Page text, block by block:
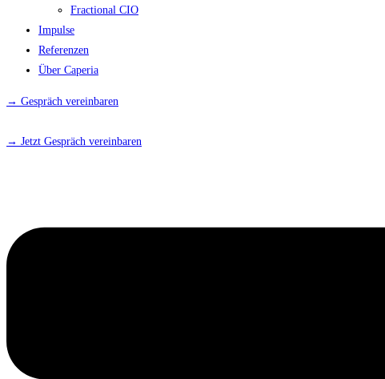
Fractional CIO
Impulse
Referenzen
Über Caperia
→ Gespräch vereinbaren
→ Jetzt Gespräch vereinbaren